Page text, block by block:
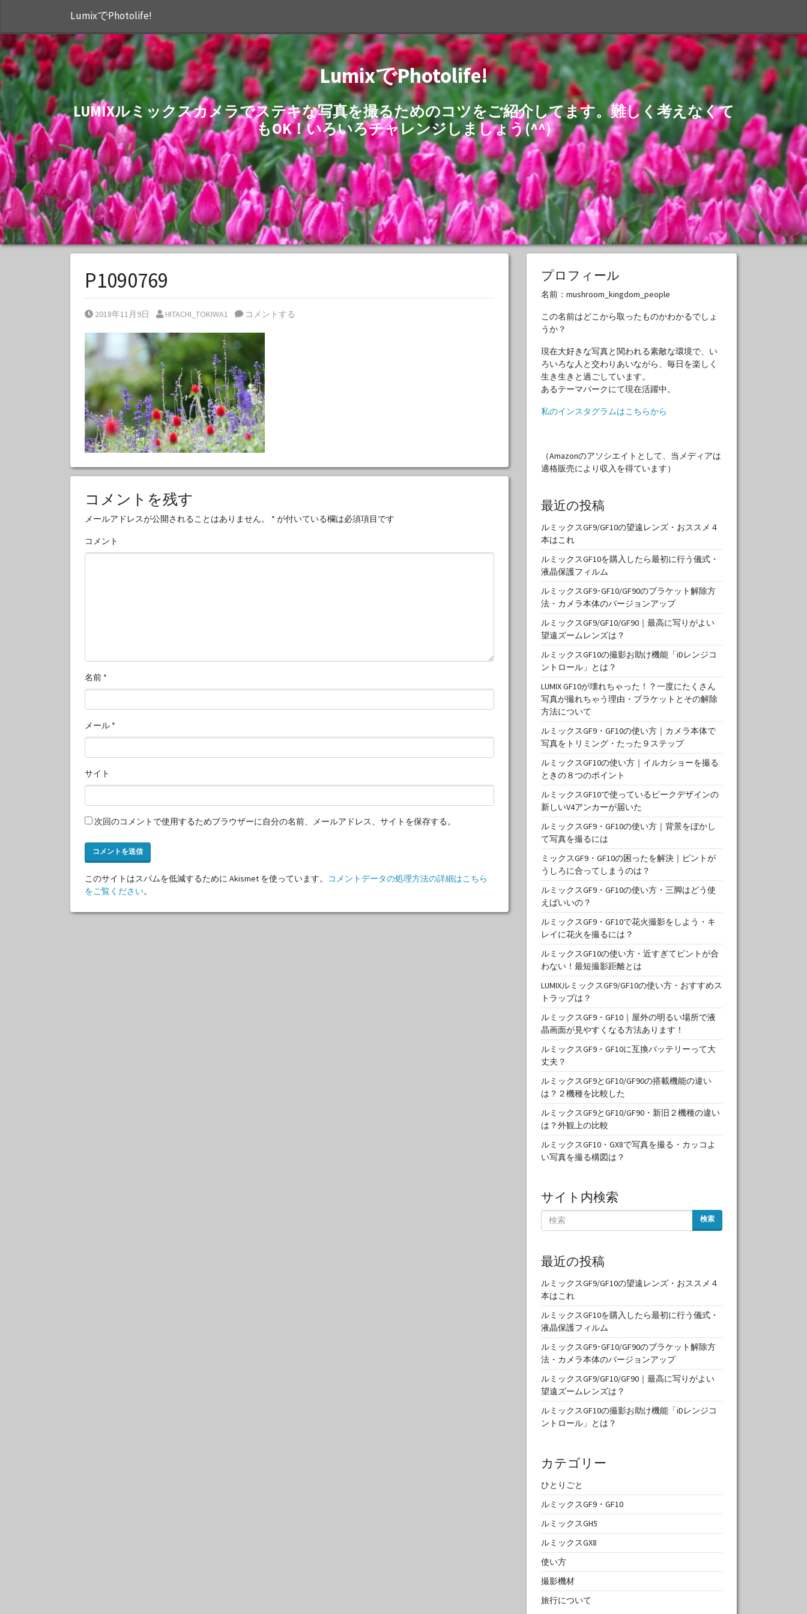
LumixでPhotolife!
LumixでPhotolife!
LUMIXルミックスカメラでステキな写真を撮るためのコツをご紹介してます。難しく考えなくて
もOK！いろいろチャレンジしましょう(^^)
P1090769
Posted on
2018年11月9日 Posted by
HITACHI_TOKIWA1 コメントする
コメントを残す
メールアドレスが公開されることはありません。 * が付いている欄は必須項目です
コメント
名前 *
メール *
サイト
次回のコメントで使用するためブラウザーに自分の名前、メールアドレス、サイトを保存する。
このサイトはスパムを低減するために Akismet を使っています。
コメントデータの処理方法の詳細はこちら
をご覧ください。
プロフィール
名前：mushroom_kingdom_people
この名前はどこから取ったものかわかるでしょ
うか？
現在大好きな写真と関われる素敵な環境で、い
ろいろな人と交わりあいながら、毎日を楽しく
生き生きと過ごしています。
あるテーマパークにて現在活躍中。
私のインスタグラムはこちらから
（Amazonのアソシエイトとして、当メディアは
適格販売により収入を得ています）
最近の投稿
ルミックスGF9/GF10の望遠レンズ・おススメ４
本はこれ
ルミックスGF10を購入したら最初に行う儀式・
液晶保護フィルム
ルミックスGF9･GF10/GF90のブラケット解除方
法・カメラ本体のバージョンアップ
ルミックスGF9/GF10/GF90｜最高に写りがよい
望遠ズームレンズは？
ルミックスGF10の撮影お助け機能「iDレンジコ
ントロール」とは？
LUMIX GF10が壊れちゃった！？一度にたくさん
写真が撮れちゃう理由・ブラケットとその解除
方法について
ルミックスGF9・GF10の使い方｜カメラ本体で
写真をトリミング・たった９ステップ
ルミックスGF10の使い方｜イルカショーを撮る
ときの８つのポイント
ルミックスGF10で使っているピークデザインの
新しいV4アンカーが届いた
ルミックスGF9・GF10の使い方｜背景をぼかし
て写真を撮るには
ミックスGF9・GF10の困ったを解決｜ピントが
うしろに合ってしまうのは？
ルミックスGF9・GF10の使い方・三脚はどう使
えばいいの？
ルミックスGF9・GF10で花火撮影をしよう・キ
レイに花火を撮るには？
ルミックスGF10の使い方・近すぎてピントが合
わない！最短撮影距離とは
LUMIXルミックスGF9/GF10の使い方・おすすめス
トラップは？
ルミックスGF9・GF10｜屋外の明るい場所で液
晶画面が見やすくなる方法あります！
ルミックスGF9・GF10に互換バッテリーって大
丈夫？
ルミックスGF9とGF10/GF90の搭載機能の違い
は？２機種を比較した
ルミックスGF9とGF10/GF90・新旧２機種の違い
は？外観上の比較
ルミックスGF10・GX8で写真を撮る・カッコよ
い写真を撮る構図は？
サイト内検索
検索
最近の投稿
ルミックスGF9/GF10の望遠レンズ・おススメ４
本はこれ
ルミックスGF10を購入したら最初に行う儀式・
液晶保護フィルム
ルミックスGF9･GF10/GF90のブラケット解除方
法・カメラ本体のバージョンアップ
ルミックスGF9/GF10/GF90｜最高に写りがよい
望遠ズームレンズは？
ルミックスGF10の撮影お助け機能「iDレンジコ
ントロール」とは？
カテゴリー
ひとりごと
ルミックスGF9・GF10
ルミックスGH5
ルミックスGX8
使い方
撮影機材
旅行について